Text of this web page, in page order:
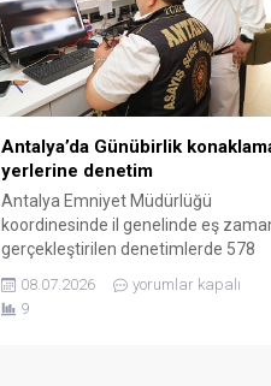
Antalya’da Günübirlik
yerlerine denetim
Antalya Emniyet Müdürlüğü
koordinesinde il genelinde eş
gerçekleştirilen denetimlerde 578
günübirlik konaklama tesisi kontrol
edildi. Denetimlerde mevzuata aykırı
uygulamalar tespit edilen işletmeler
08.07.2026
yorumlar kapalı
9